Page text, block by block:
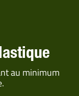
au minimum